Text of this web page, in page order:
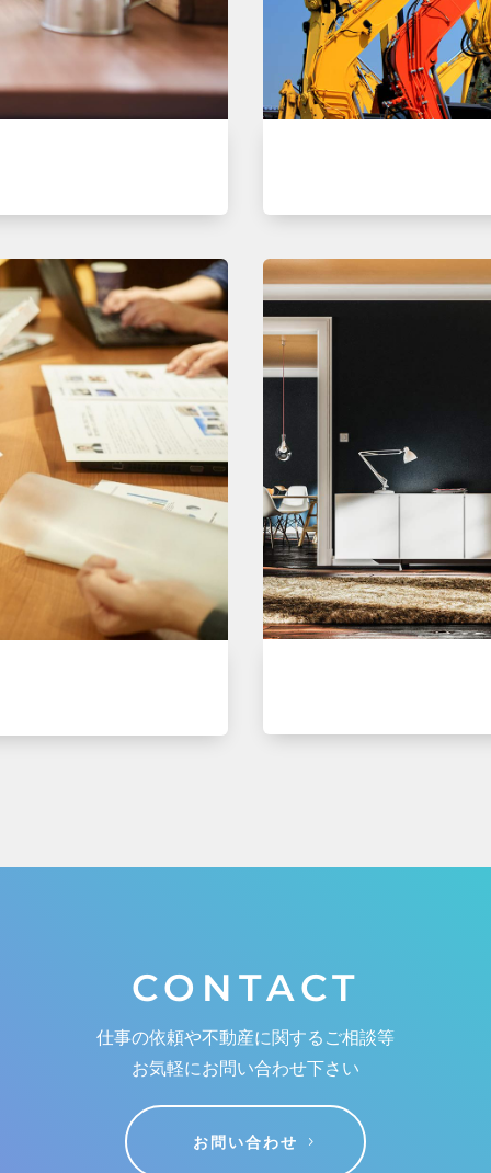
CONTACT
仕事の依頼や不動産に関するご相談等
お気軽にお問い合わせ下さい
お問い合わせ